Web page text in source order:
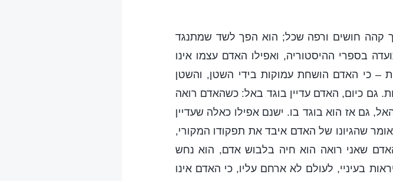
קהה חושים ורפה שכל; הוא הפך לשד שמתנגד
בספרי ההיסטוריה, ואפילו האדם עצמו אינו
– כי האדם הושחת עמוקות בידי השטן, והשטן
גם כיום, האדם עדיין בוגד באל: כשהאדם רואה
גם אז הוא בוגד בו. ישנם אפילו כאלה שעדיין
שהגיונו של האדם איבד את תפקודו המקורי,
שאני רואה הוא חיה בלבוש אדם, הוא נחש
בעיניי, לעולם לא ארחם עליו, כי האדם אינו